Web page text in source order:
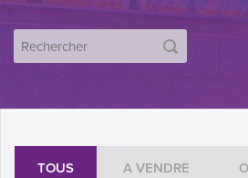
TOUS A VENDRE